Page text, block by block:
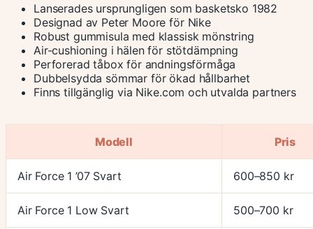
Lanserades ursprungligen som basketsko 1982
Designad av Peter Moore för Nike
Robust gummisula med klassisk mönstring
Air-cushioning i hälen för stötdämpning
Perforerad tåbox för andningsförmåga
Dubbelsydda sömmar för ökad hållbarhet
Finns tillgänglig via Nike.com och utvalda partners
Modell Pris
Air Force 1 ’07 Svart 600–850 kr
Air Force 1 Low Svart 500–700 kr